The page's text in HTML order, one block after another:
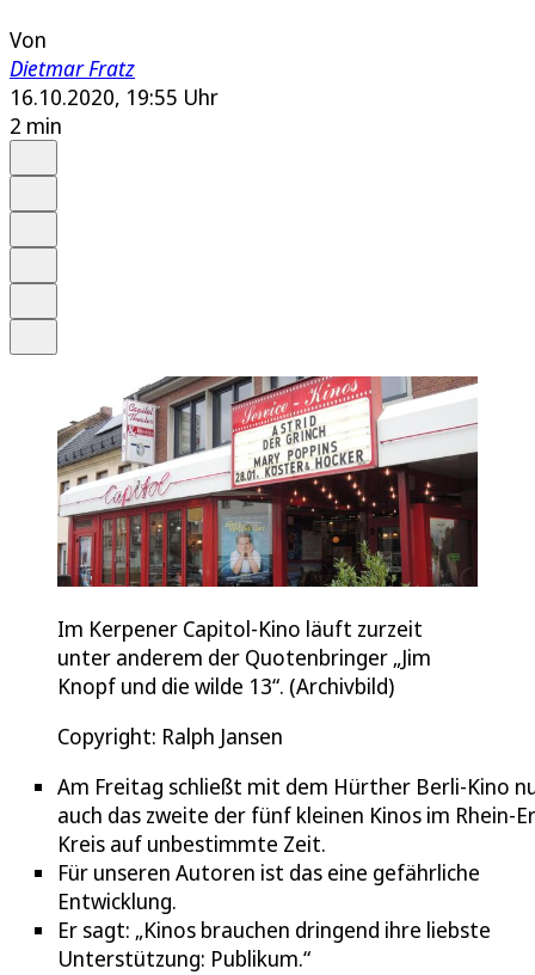
Von
Dietmar Fratz
16.10.2020, 19:55 Uhr
2 min
Im Kerpener Capitol-Kino läuft zurzeit
unter anderem der Quotenbringer „Jim
Knopf und die wilde 13“. (Archivbild)
Copyright: Ralph Jansen
Am Freitag schließt mit dem Hürther Berli-Kino
auch das zweite der fünf kleinen Kinos im Rhein-
Kreis auf unbestimmte Zeit.
Für unseren Autoren ist das eine gefährliche
Entwicklung.
Er sagt: „Kinos brauchen dringend ihre liebste
Unterstützung: Publikum.“